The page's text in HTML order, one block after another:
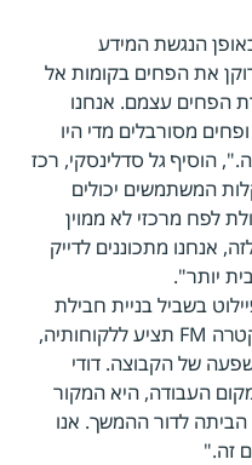
הנגשת המידע
את הפחים בקומות אל
הפחים עצמם. אנחנו
מסורבלים מדי היו
הוסיף גל סדלינסקי, רכז
המשתמשים יכולים
לפח מרכזי לא ממוין
אנחנו מתכוננים לדייק
יותר".
בשביל בניית חבילת
שירות בתחום שבעתיד קבוצת אלקטרה FM תציע ללקוחותיה,
של הקבוצה. דודי
העבודה, היא המקור
לדור ההמשך. אנו
זה."